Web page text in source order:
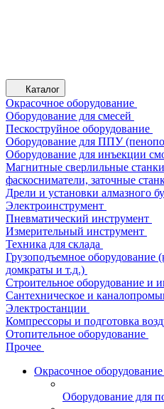
Каталог
Окрасочное оборудование
Оборудование для смесей
Пескоструйное оборудование
Оборудование для ППУ
Оборудование для инъекции
Магнитные сверлильные
фаскосниматели, заточные
Дрели и установки алмазного
Электроинструмент
Пневматический инструмент
Измерительный инструмент
Техника для склада
Грузоподъемное оборудование
домкраты и т.д.)
Строительное оборудование и
Сантехническое и
Электростанции
Компрессоры и подготовка
Отопительное оборудование
Прочее
Окрасочное оборудование
Оборудование для